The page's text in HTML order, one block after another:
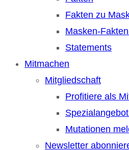
Fakten zu
Masken-
Statements
Mitmachen
Mitgliedschaft
Profitiere als
Mutationen
Newsletter